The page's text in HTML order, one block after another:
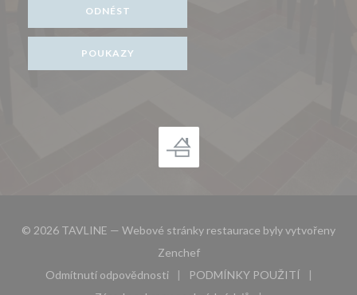
ODNÉST
POUKAZY
© 2026 TAVLINE — Webové stránky restaurace byly vytvořeny
Zenchef((otevře se v novém okně))
Odmítnutí odpovědnosti
((otevře se v novém okně))
PODMÍNKY POUŽITÍ
((otevře se v novém